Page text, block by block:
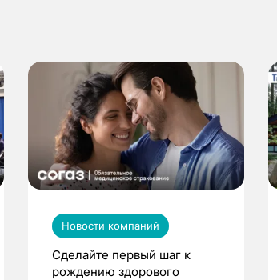
Новости компаний
Сделайте первый шаг к
рождению здорового